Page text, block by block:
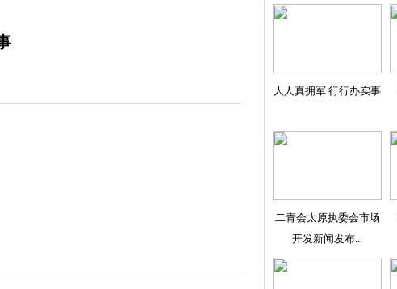
人人真拥军 行行办实事
二青会太原执委会市场
开发新闻发布...